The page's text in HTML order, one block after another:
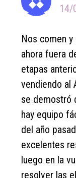
14/
Nos comen
ahora fuera
etapas
vendiendo al
se demostró
hay equipo
del año
excelentes
luego en la
resolver las